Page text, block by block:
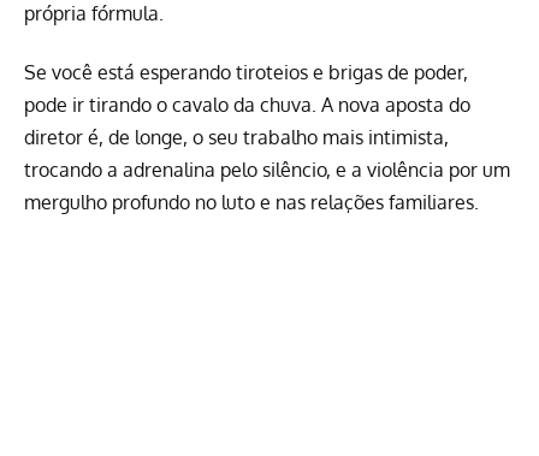
própria fórmula.
Se você está esperando tiroteios e brigas de poder,
pode ir tirando o cavalo da chuva. A nova aposta do
diretor é, de longe, o seu trabalho mais intimista,
trocando a adrenalina pelo silêncio, e a violência por um
mergulho profundo no luto e nas relações familiares.